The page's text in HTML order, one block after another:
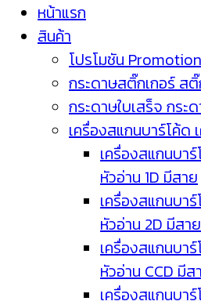
หน้าแรก
สินค้า
โปรโมชัน Promotion
กระดาษสติ๊กเกอร์ ส
กระดาษใบเสร็จ กระ
เครื่องสแกนบาร์โค้ด
เครื่องสแกนบา
หัวอ่าน 1D มีสาย
เครื่องสแกนบา
หัวอ่าน 2D มีสาย
เครื่องสแกนบา
หัวอ่าน CCD มีส
เครื่องสแกนบา